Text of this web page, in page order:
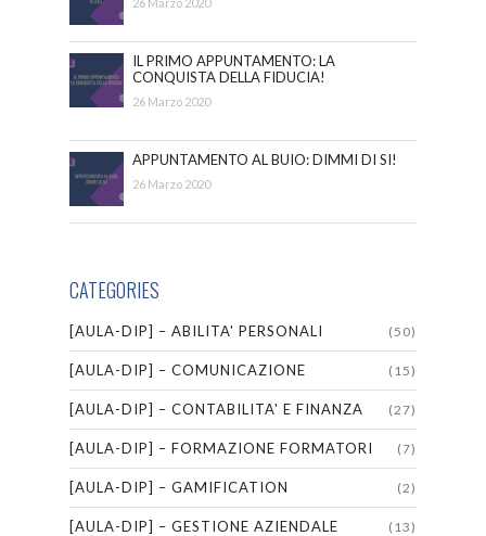
IL PRIMO APPUNTAMENTO: LA
CONQUISTA DELLA FIDUCIA!
26 Marzo 2020
APPUNTAMENTO AL BUIO: DIMMI DI SI!
26 Marzo 2020
CATEGORIES
[AULA-DIP] – ABILITA' PERSONALI (50)
[AULA-DIP] – COMUNICAZIONE (15)
[AULA-DIP] – CONTABILITA' E FINANZA (27)
[AULA-DIP] – FORMAZIONE FORMATORI (7)
[AULA-DIP] – GAMIFICATION (2)
[AULA-DIP] – GESTIONE AZIENDALE (13)